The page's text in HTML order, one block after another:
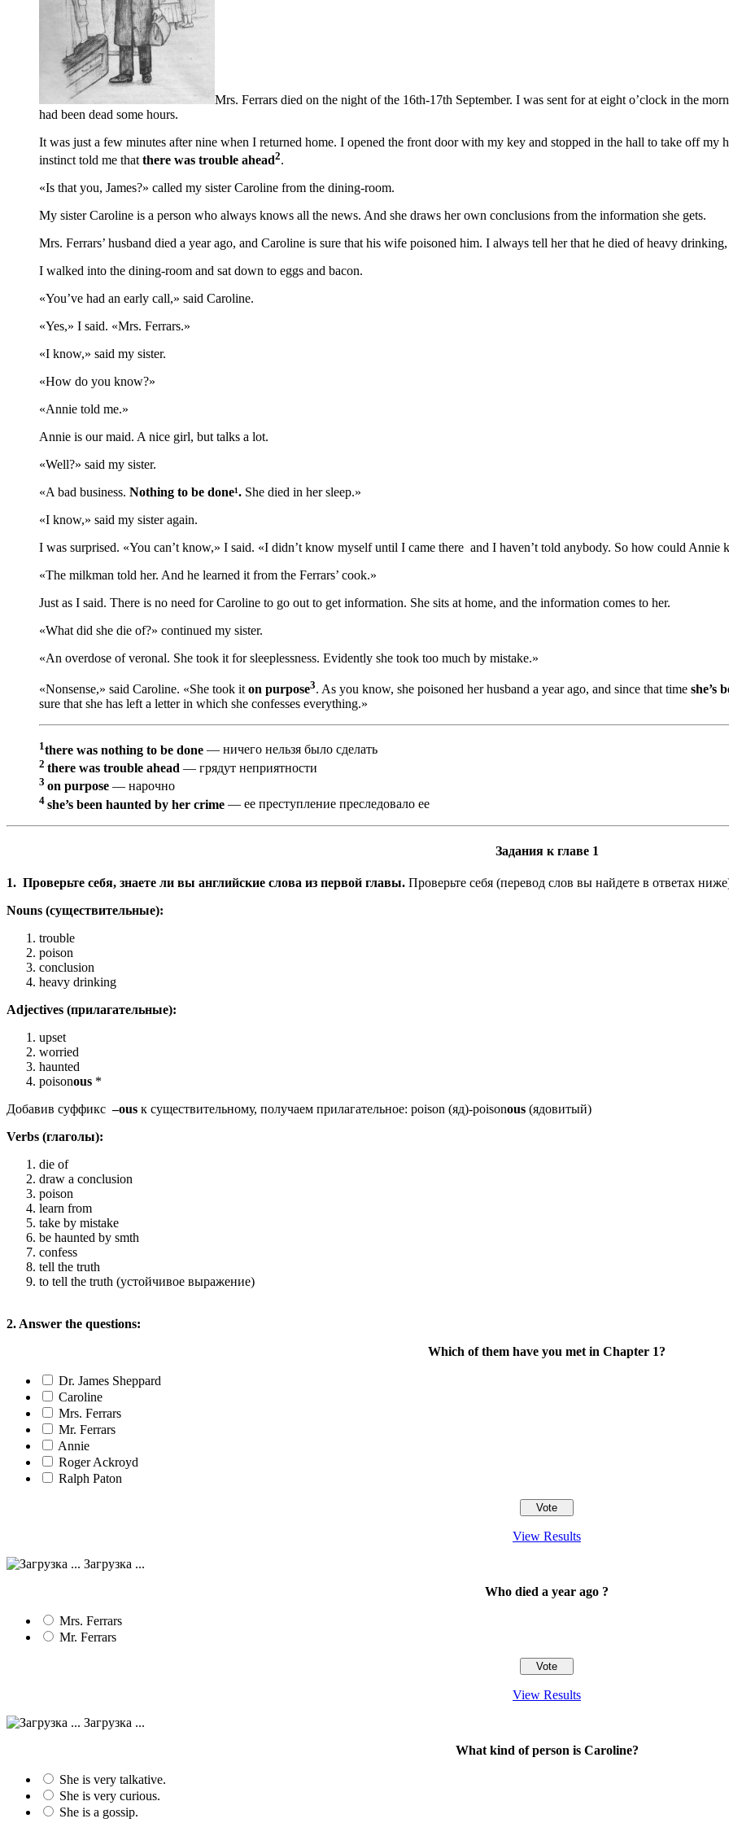
Mrs. Ferrars died on the night of the 16th-17th September. I was sent for at eight o’clock in the
had been dead some hours.
It was just a few minutes after nine when I re­turned home. I opened the front door with my key and stopped in the hall to take off my
instinct told me that there was trouble ahead2.
«Is that you, James?» called my sister Caroline from the dining-room.
My sister Caroline is a person who always knows all the news. And she draws her own conclusions from the information she gets.
Mrs. Ferrars’ husband died a year ago, and Caroline is sure that his wife poisoned him. I always tell her that he died of heavy
I walked into the dining-room and sat down to eggs and bacon.
«You’ve had an early call,» said Caroline.
«Yes,» I said. «Mrs. Ferrars.»
«I know,» said my sister.
«How do you know?»
«Annie told me.»
Annie is our maid. A nice girl, but talks a lot.
«Well?» said my sister.
«A bad business. Nothing to be done¹. She died in her sleep.»
«I know,» said my sister again.
I was surprised. «You can’t know,» I said. «I didn’t know myself until I came there and I haven’t told anybody. So how could Annie
«The milkman told her. And he learned it from the Ferrars’ cook.»
Just as I said. There is no need for Caroline to go out to get information. She sits at home, and the information comes to her.
«What did she die of?» continued my sister.
«An overdose of veronal. She took it for sleeplessness. Evidently she took too much by mistake.»
«Nonsense,» said Caroline. «She took iton purpose3. As you know, she poisoned her husband a year ago, and since that time she’s
sure that she has left a letter in which she confesses everything.»
1there was nothing to be done — ничего нельзя было сделать
2 there was trouble ahead — грядут неприятности
3 on purpose — нарочно
4 she’s been haunted by her crime — ее преступление преследовало ее
Задания к главе 1
1. Проверьте себя, знаете ли вы английские слова из первой главы. Проверьте себя (перевод слов вы найдете в ответах
Nouns (существительные):
trouble
poison
conclusion
heavy drinking
Adjectives (прилагательные):
upset
worried
haunted
poisonous *
Добавив суффикс–ous к существительному, получаем прилагательное: poison (яд)-poisonous (ядовитый)
Verbs (глаголы):
die of
draw a conclusion
poison
learn from
take by mistake
be haunted by smth
confess
tell the truth
to tell the truth (устойчивое выражение)
2. Answer the questions:
Which of them have you met in Chapter 1?
Dr. James Sheppard
Caroline
Mrs. Ferrars
Mr. Ferrars
Annie
Roger Ackroyd
Ralph Paton
View Results
Загрузка ...
Who died a year ago ?
Mrs. Ferrars
Mr. Ferrars
View Results
Загрузка ...
What kind of person is Caroline?
She is very talkative.
She is very curious.
She is a gossip.